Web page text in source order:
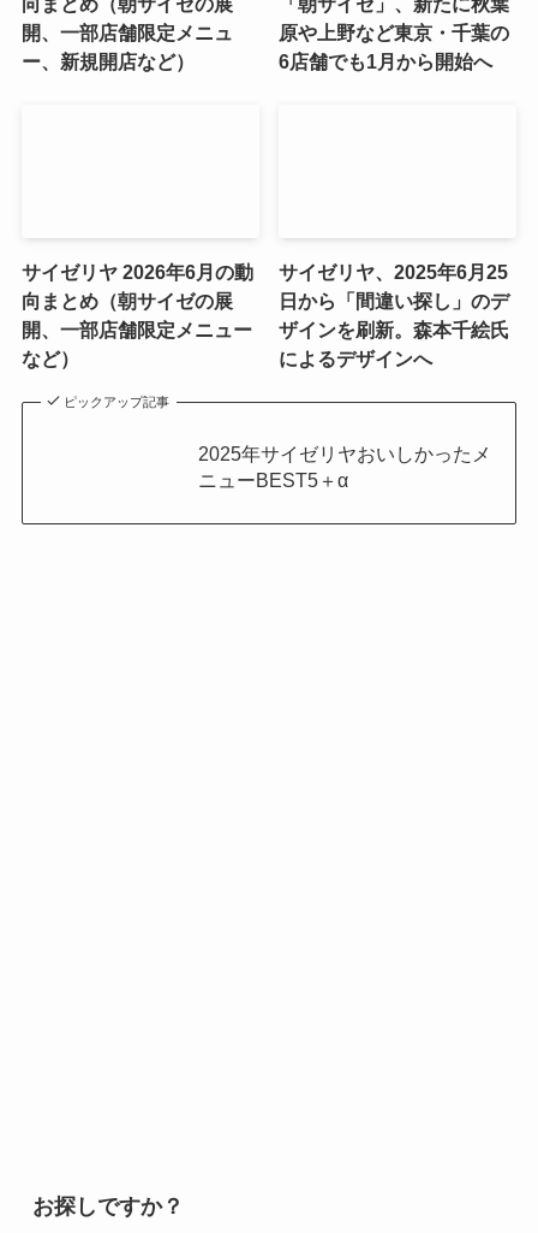
開、一部店舗限定メニュ
ー、新規開店など）
原や上野など東京・千葉の
6店舗でも1月から開始へ
サイゼリヤ 2026年6月の動
向まとめ（朝サイゼの展
開、一部店舗限定メニュー
など）
サイゼリヤ、2025年6月25
日から「間違い探し」のデ
ザインを刷新。森本千絵氏
によるデザインへ
ピックアップ記事
2025年サイゼリヤおいしかったメ
ニューBEST5＋α
お探しですか？